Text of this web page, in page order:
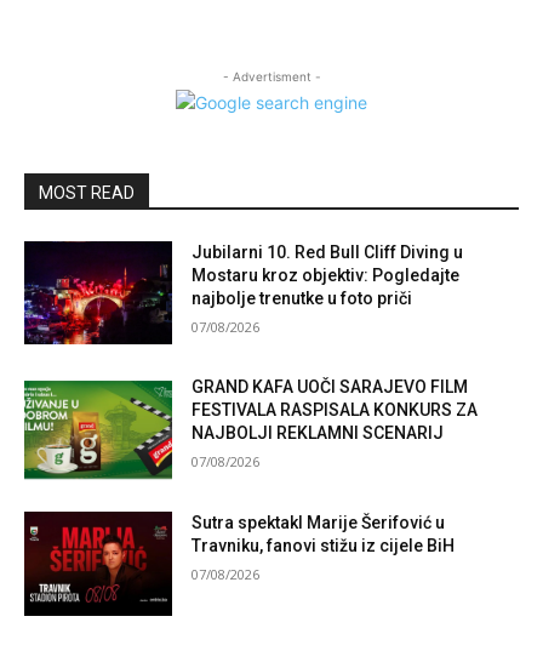
- Advertisment -
MOST READ
Jubilarni 10. Red Bull Cliff Diving u
Mostaru kroz objektiv: Pogledajte
najbolje trenutke u foto priči
07/08/2026
GRAND KAFA UOČI SARAJEVO FILM
FESTIVALA RASPISALA KONKURS ZA
NAJBOLJI REKLAMNI SCENARIJ
07/08/2026
Sutra spektakl Marije Šerifović u
Travniku, fanovi stižu iz cijele BiH
07/08/2026